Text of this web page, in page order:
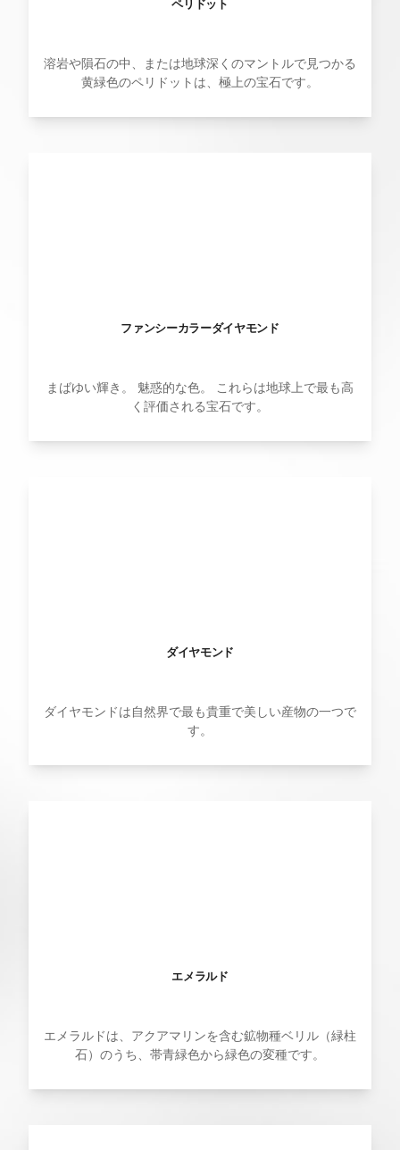
ペリドット
溶岩や隕石の中、または地球深くのマントルで見つかる
黄緑色のペリドットは、極上の宝石です。
ファンシーカラーダイヤモンド
まばゆい輝き。 魅惑的な色。 これらは地球上で最も高
く評価される宝石です。
ダイヤモンド
ダイヤモンドは自然界で最も貴重で美しい産物の一つで
す。
エメラルド
エメラルドは、アクアマリンを含む鉱物種ベリル（緑柱
石）のうち、帯青緑色から緑色の変種です。